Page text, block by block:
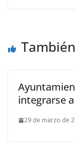
integrarse
29 de marzo de